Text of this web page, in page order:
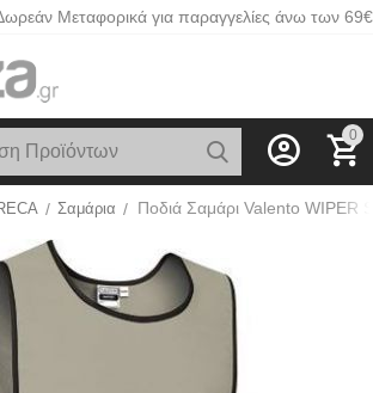
Μεταφορικά για παραγγελίες άνω των 69€
0
/ Σαμάρια / Ποδιά Σαμάρι Valento WIPER